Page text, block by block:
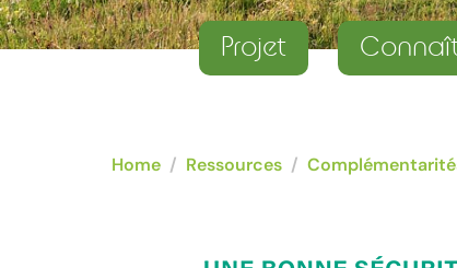
Projet
Home Ressources